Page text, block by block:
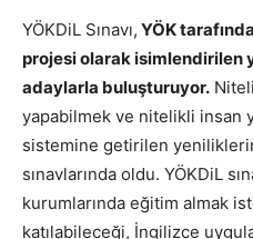
YÖKDiL Sınavı, YÖK
projesi olarak isimlendirilen
adaylarla buluşturuyor.
yapabilmek ve nitelikli insan
sistemine getirilen
sınavlarında oldu. YÖKDiL
kurumlarında eğitim almak
katılabileceği, İngilizce